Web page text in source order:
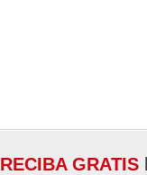
RECIBA GRATIS